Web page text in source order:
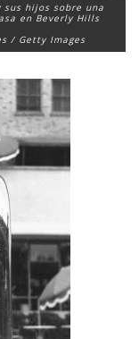
sus hijos sobre una
en Beverly Hills
/ Getty Images